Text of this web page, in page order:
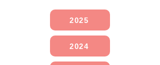
2025
2024